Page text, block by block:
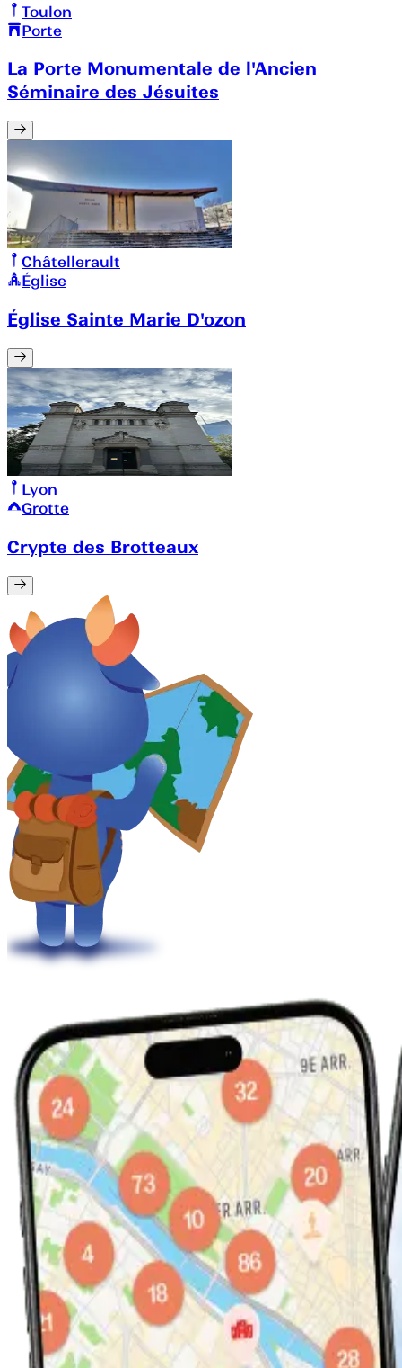
Toulon
Porte
La Porte Monumentale de l'Ancien
Séminaire des Jésuites
Châtellerault
Église
Église Sainte Marie D'ozon
Lyon
Grotte
Crypte des Brotteaux